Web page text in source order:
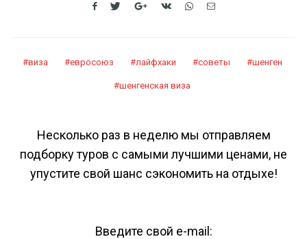
виза евросоюз лайфхаки советы шенген
шенгенская виза
Несколько раз в неделю мы отправляем
подборку туров с самыми лучшими ценами, не
упустите свой шанс сэкономить на отдыхе!
Введите свой e-mail: